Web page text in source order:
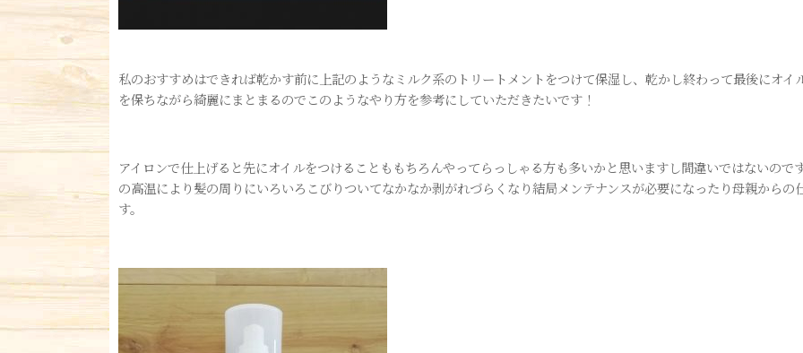
私のおすすめはできれば乾かす前に上記のようなミルク系のトリートメントをつけて保湿し、乾かし終わって最後にオ
を保ちながら綺麗にまとまるのでこのようなやり方を参考にしていただきたいです！
アイロンで仕上げると先にオイルをつけることももちろんやってらっしゃる方も多いかと思いますし間違いではないので
の高温により髪の周りにいろいろこびりついてなかなか剥がれづらくなり結局メンテナンスが必要になったり母親から
す。